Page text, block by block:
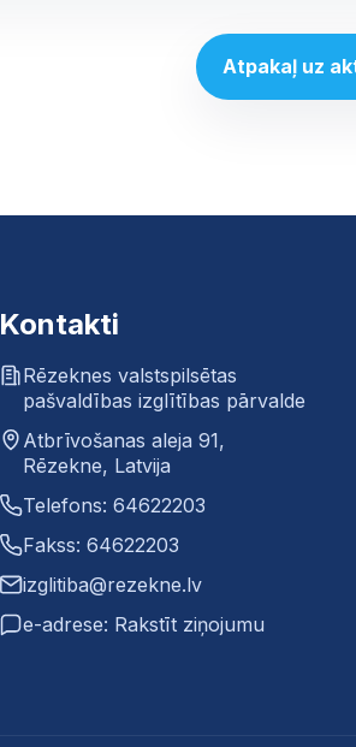
Atpakaļ uz
Kontakti
Rēzeknes valstspilsētas
pašvaldības izglītības pārvalde
Atbrīvošanas aleja 91,
Rēzekne, Latvija
Telefons: 64622203
Fakss: 64622203
izglitiba@rezekne.lv
e-adrese: Rakstīt ziņojumu